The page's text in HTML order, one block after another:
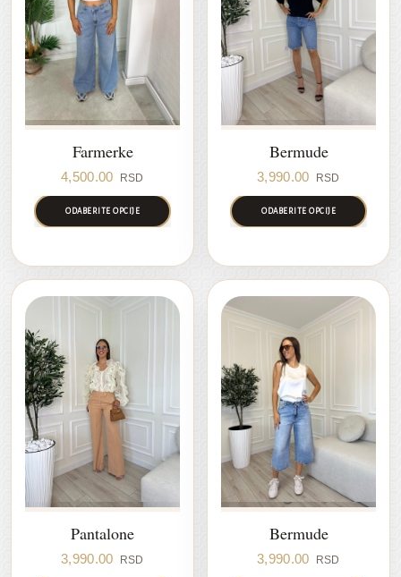
Farmerke
4,500.00 RSD
ODABERITE OPCIJE
Bermude
3,990.00 RSD
ODABERITE OPCIJE
Pantalone
3,990.00 RSD
Bermude
3,990.00 RSD